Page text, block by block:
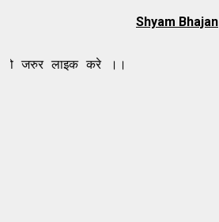
Shyam Bhajan
करे ।।